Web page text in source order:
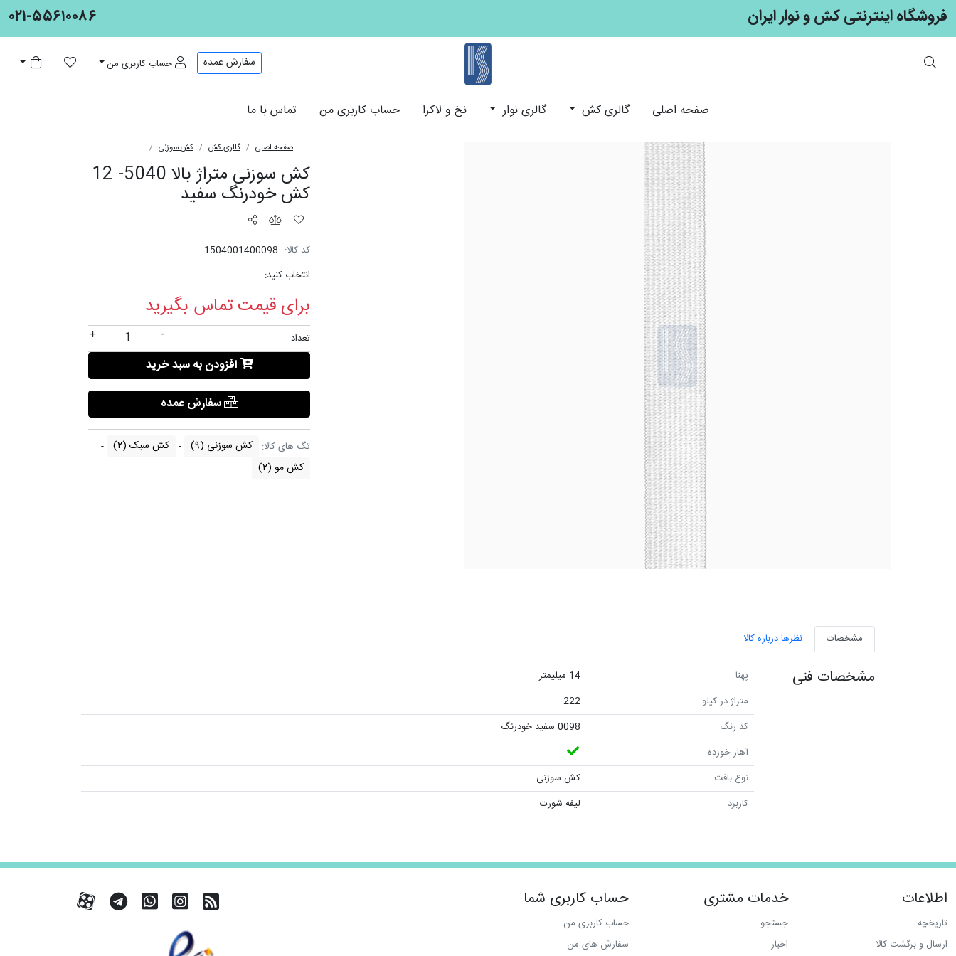
فروشگاه اینترنتی کش و نوار ایران ۰۲۱-۵۵۶۱۰۰۸۶
سفارش عمده حساب کاربری من
صفحه اصلی گالری کش گالری نوار نخ و لاکرا حساب کاربری من تماس با ما
صفحه اصلی گالری کش کش سوزنی
5040- 12
کش
کش سوزنی متراژ بالا 5040- 12
کش خودرنگ سفید
کد کالا: 1504001400098
انتخاب کنید:
برای قیمت تماس بگیرید
تعداد -
+
افزودن به سبد خرید
سفارش عمده
تگ های کالا: کش سوزنی (۹) کش سبک (۲)
کش مو (۲)
مشخصات نظرها درباره کالا
مشخصات فنی پهنا
14 میلیمتر
متراژ در کیلو
222
کد رنگ
0098 سفید خودرنگ
آهار خورده
نوع بافت
کش سوزنی
کاربرد
لیفه شورت
اطلاعات
تاریخچه
ارسال و برگشت کالا
خدمات مشتری
جستجو
اخبار
حساب کاربری شما
حساب کاربری من
سفارش های من‎
RSSکانال آپارات
تماس با واتس اپ
کانال تلگرام
کانال آپارات